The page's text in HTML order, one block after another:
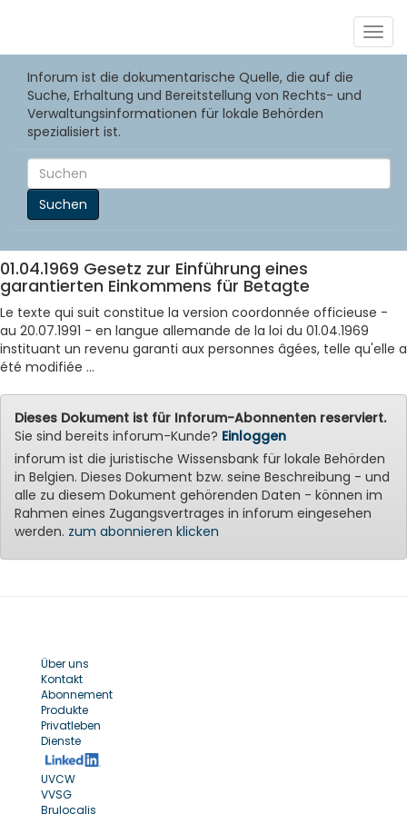
Inforum ist die dokumentarische Quelle, die auf die
Suche, Erhaltung und Bereitstellung von Rechts- und
Verwaltungsinformationen für lokale Behörden
spezialisiert ist.
Suchen
01.04.1969 Gesetz zur Einführung eines
garantierten Einkommens für Betagte
Le texte qui suit constitue la version coordonnée officieuse -
au 20.07.1991 - en langue allemande de la loi du 01.04.1969
instituant un revenu garanti aux personnes âgées, telle qu'elle a
été modifiée ...
Dieses Dokument ist für Inforum-Abonnenten reserviert.
Sie sind bereits inforum-Kunde? Einloggen
inforum ist die juristische Wissensbank für lokale Behörden
in Belgien. Dieses Dokument bzw. seine Beschreibung - und
alle zu diesem Dokument gehörenden Daten - können im
Rahmen eines Zugangsvertrages in inforum eingesehen
werden. zum abonnieren klicken
Über uns
Kontakt
Abonnement
Produkte
Privatleben
Dienste
UVCW
VVSG
Brulocalis